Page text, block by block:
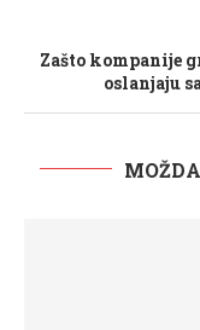
Zašto kompanije
oslanjaju